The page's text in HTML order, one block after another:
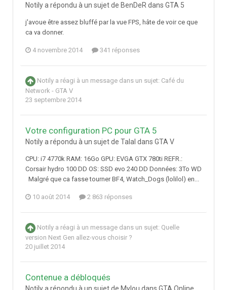
Notily a répondu à un sujet de BenDeR dans GTA 5
j'avoue être assez bluffé par la vue FPS, hâte de voir ce que
ca va donner.
4 novembre 2014 341 réponses
Notily a réagi à un message dans un sujet: Café du
Network - GTA V
23 septembre 2014
Votre configuration PC pour GTA 5
Notily a répondu à un sujet de Talal dans GTA V
CPU: i7 4770k RAM: 16Go GPU: EVGA GTX 780ti REFR.:
Corsair hydro 100 DD OS: SSD evo 240 DD Données: 3To WD
Malgré que ca fasse tourner BF4, Watch_Dogs (lolilol) en...
10 août 2014 2 863 réponses
Notily a réagi à un message dans un sujet: Quelle
version Next Gen allez-vous choisir ?
20 juillet 2014
Contenue a débloqués